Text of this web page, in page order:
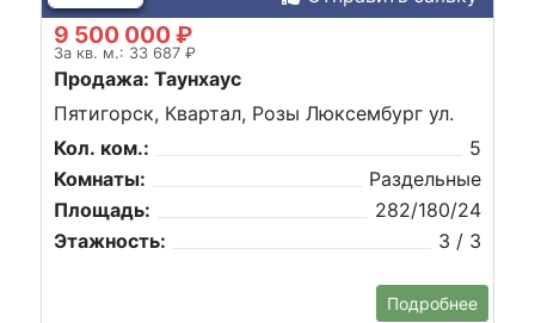
9 500 000 ₽
За кв. м.: 33 687 ₽
Продажа: Таунхаус
Пятигорск, Квартал, Розы Люксембург ул.
Кол. ком.:
5
Комнаты:
Раздельные
Площадь:
282/180/24
Этажность:
3 / 3
Подробнее